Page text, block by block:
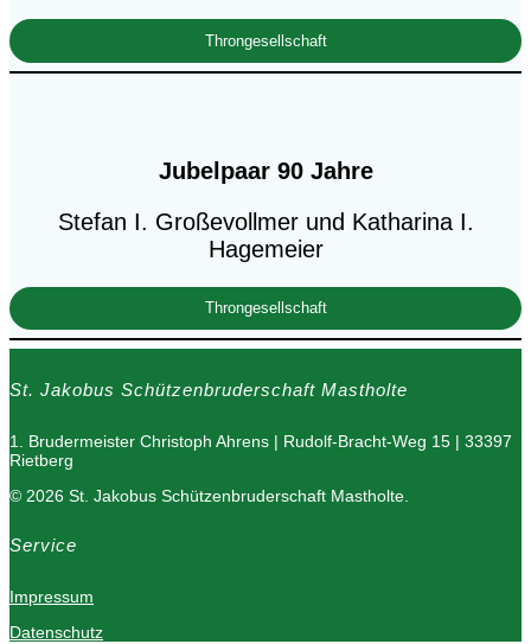
Throngesellschaft
Jubelpaar 90 Jahre
Stefan I. Großevollmer und Katharina I.
Hagemeier
Throngesellschaft
St. Jakobus Schützenbruderschaft Mastholte
1. Brudermeister Christoph Ahrens | Rudolf-Bracht-Weg 15 | 33397
Rietberg
© 2026 St. Jakobus Schützenbruderschaft Mastholte.
Service
Impressum
Datenschutz